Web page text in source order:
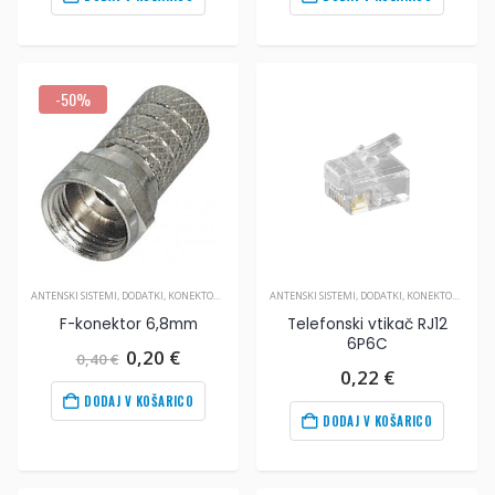
0,25€. 0,30€.
-50%
ANTENSKI SISTEMI, DODATKI, KONEKTORJI IN SPOJKE
F-konektor 6,8mm
0,40€ Izvirna
cena
je
bila:
0,40€.
0,20 €Trenutna
je:
0,20
DODAJ V KOŠARICO
ANTENSKI SISTEMI, DODATKI, KONEKTORJI IN SPOJKE
Telefonski vtikač RJ12
6P6C
0,22 €
DODAJ V KOŠARICO